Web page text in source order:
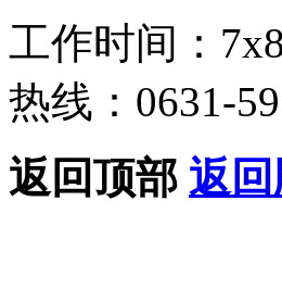
工作时间：
热线：0631-
返回顶部 返